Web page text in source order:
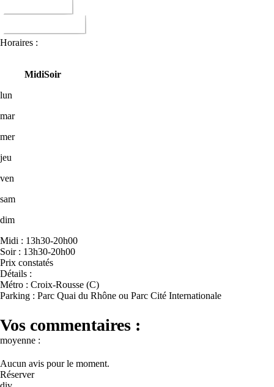
Horaires :
MidiSoir
lun
mar
mer
jeu
ven
sam
dim
Midi : 13h30-20h00
Soir : 13h30-20h00
Prix constatés
Détails :
Métro : Croix-Rousse (C)
Parking : Parc Quai du Rhône ou Parc Cité Internationale
Vos commentaires :
moyenne :
Aucun avis pour le moment.
Réserver